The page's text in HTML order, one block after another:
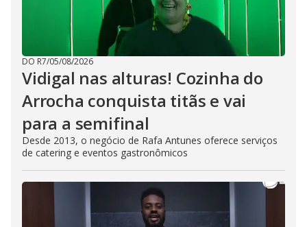
DO R7/05/08/2026
Vidigal nas alturas! Cozinha do
Arrocha conquista titãs e vai
para a semifinal
Desde 2013, o negócio de Rafa Antunes oferece serviços
de catering e eventos gastronômicos